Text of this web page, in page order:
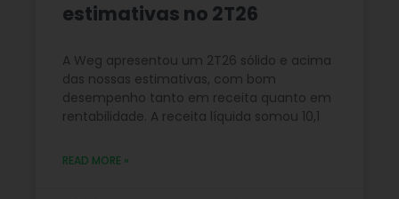
estimativas no 2T26
A Weg apresentou um 2T26 sólido e acima
das nossas estimativas, com bom
desempenho tanto em receita quanto em
rentabilidade. A receita líquida somou 10,1
READ MORE »